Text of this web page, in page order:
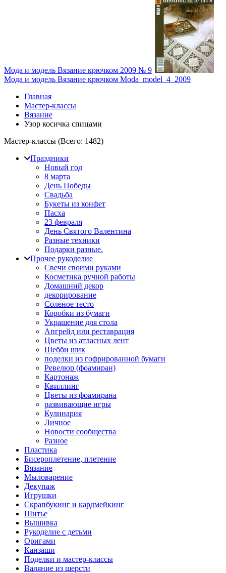
Мода и модель Вязание крючком 2009 № 9
Мода и модель Вязание крючком Moda_model_4_2009
Главная
Мастер-классы
Вязание
Узор косичка спицами
Мастер-классы (Всего: 1482)
Праздники
Новый год
8 марта
День Победы
Свадьба
Букеты из конфет
Пасха
23 февраля
День Святого Валентина
Разные техники
Подарки разные.
Прочее рукоделие
Свечи своими руками
Косметика ручной работы
Домашний декор
декорирование
Соленое тесто
Коробки из бумаги
Украшение для стола
Апгрейд или реставрация
Цветы из атласных лент
Шебби шик
поделки из гофрированной бумаги
Ревелюр (фоамиран)
Картонаж
Квиллинг
Цветы из фоамирана
развивающие игры
Кулинария
Личное
Новости сообщества
Разное
Пластика
Бисероплетение, плетение
Вязание
Мыловарение
Декупаж
Игрушки
Скрапбукинг и кардмейкинг
Шитье
Вышивка
Рукоделие с детьми
Оригами
Канзаши
Поделки и мастер-классы
Валяние из шерсти